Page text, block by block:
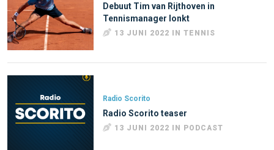
Debuut Tim van Rijthoven in
Tennismanager lonkt
13 JUNI 2022 IN TENNIS
Radio Scorito
Radio Scorito teaser
13 JUNI 2022 IN PODCAST